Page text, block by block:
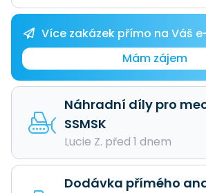
Více zakázek přímo na Váš
Mám zájem
Náhradní díly pro
SSMSK
Lucie Z. před 1 dnem
Dodávka přímého